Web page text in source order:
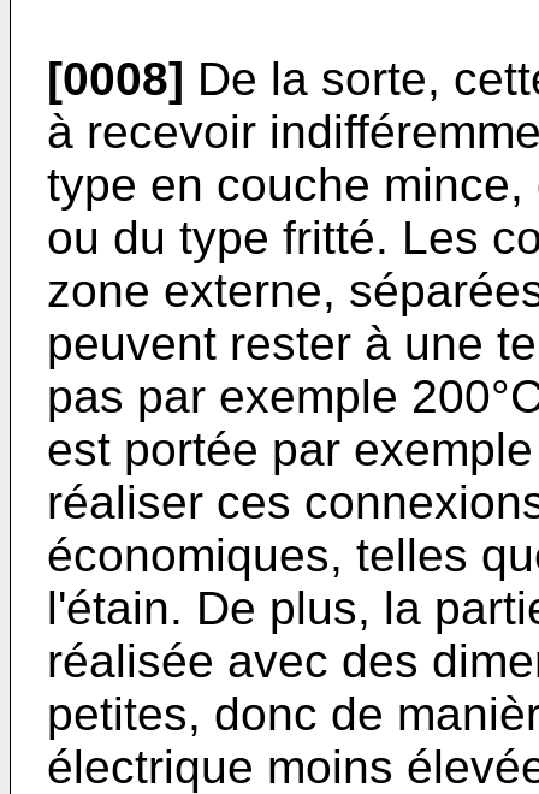
[0008] De la sorte,
à recevoir
type en couche
ou du type fritté. Les
zone externe,
peuvent rester à une
pas par exemple
est portée par
réaliser ces
économiques, telles
l'étain. De plus, la
réalisée avec des
petites, donc de
électrique moins